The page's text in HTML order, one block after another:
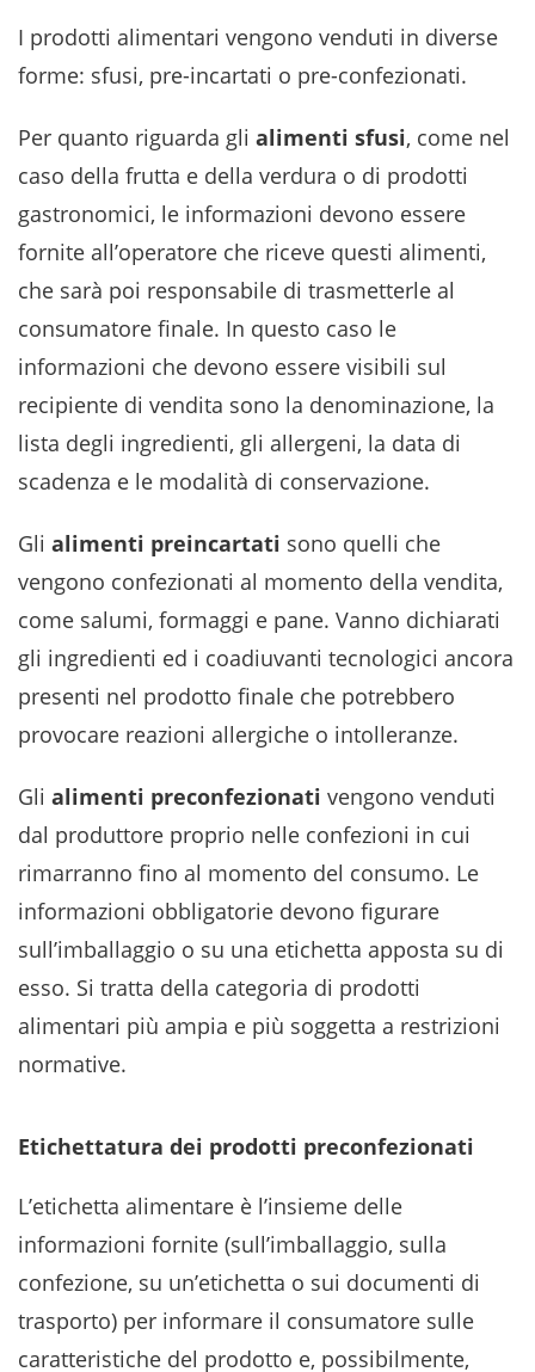
I prodotti alimentari vengono venduti in diverse
forme: sfusi, pre-incartati o pre-confezionati.
Per quanto riguarda gli alimenti sfusi, come nel
caso della frutta e della verdura o di prodotti
gastronomici, le informazioni devono essere
fornite all’operatore che riceve questi alimenti,
che sarà poi responsabile di trasmetterle al
consumatore finale. In questo caso le
informazioni che devono essere visibili sul
recipiente di vendita sono la denominazione, la
lista degli ingredienti, gli allergeni, la data di
scadenza e le modalità di conservazione.
Gli alimenti preincartati sono quelli che
vengono confezionati al momento della vendita,
come salumi, formaggi e pane. Vanno dichiarati
gli ingredienti ed i coadiuvanti tecnologici ancora
presenti nel prodotto finale che potrebbero
provocare reazioni allergiche o intolleranze.
Gli alimenti preconfezionati vengono venduti
dal produttore proprio nelle confezioni in cui
rimarranno fino al momento del consumo. Le
informazioni obbligatorie devono figurare
sull’imballaggio o su una etichetta apposta su di
esso. Si tratta della categoria di prodotti
alimentari più ampia e più soggetta a restrizioni
normative.
Etichettatura dei prodotti preconfezionati
L’etichetta alimentare è l’insieme delle
informazioni fornite (sull’imballaggio, sulla
confezione, su un’etichetta o sui documenti di
trasporto) per informare il consumatore sulle
caratteristiche del prodotto e, possibilmente,